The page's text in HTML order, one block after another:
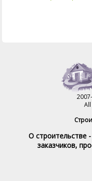
О строительстве
заказчиков,